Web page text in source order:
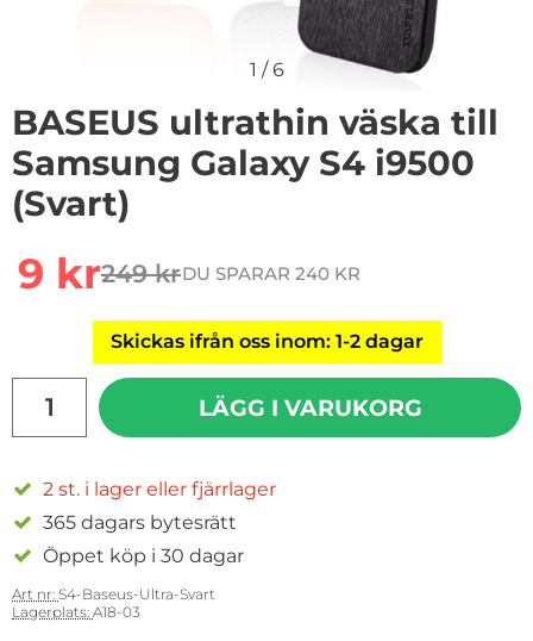
1 /6
BASEUS ultrathin väska till
Samsung Galaxy S4 i9500
(Svart)
rea pris
9 krtidigare pris
249 krDU SPARAR 240 KR
Skickas ifrån oss inom: 1-2 dagar
LÄGG I VARUKORG
2 st. i lager eller fjärrlager
365 dagars bytesrätt
Öppet köp i 30 dagar
Art nr: S4-Baseus-Ultra-Svart
Lagerplats: A18-03